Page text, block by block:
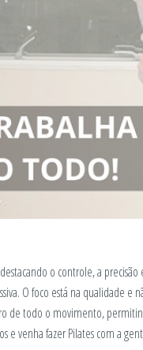
o controle, a
O foco está na qualidade e
de todo o movimento,
e venha fazer Pilates com a